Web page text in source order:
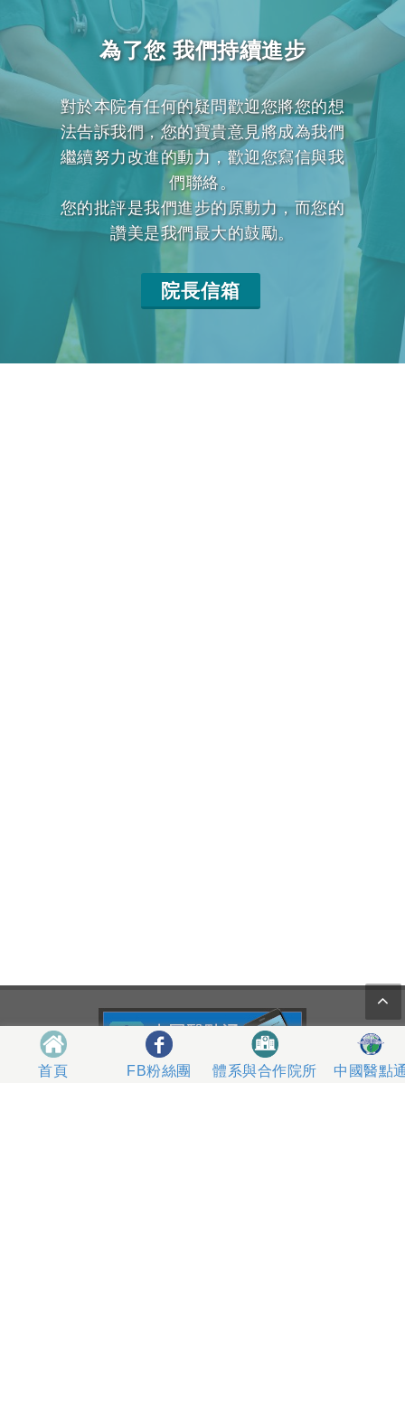
首頁 FB粉絲團 體系與合作院所 中國醫點
為了您 我們持續進步
對於本院有任何的疑問歡迎您將您的想
法告訴我們，您的寶貴意見將成為我們
繼續努力改進的動力，歡迎您寫信與我
們聯絡。
您的批評是我們進步的原動力，而您的
讚美是我們最大的鼓勵。
院長信箱
404327 台中市北區育德路2號